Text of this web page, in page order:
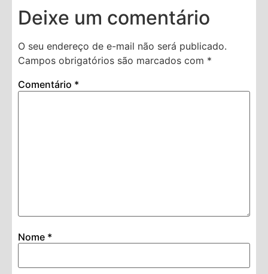
Deixe um comentário
O seu endereço de e-mail não será publicado.
Campos obrigatórios são marcados com *
Comentário *
Nome *